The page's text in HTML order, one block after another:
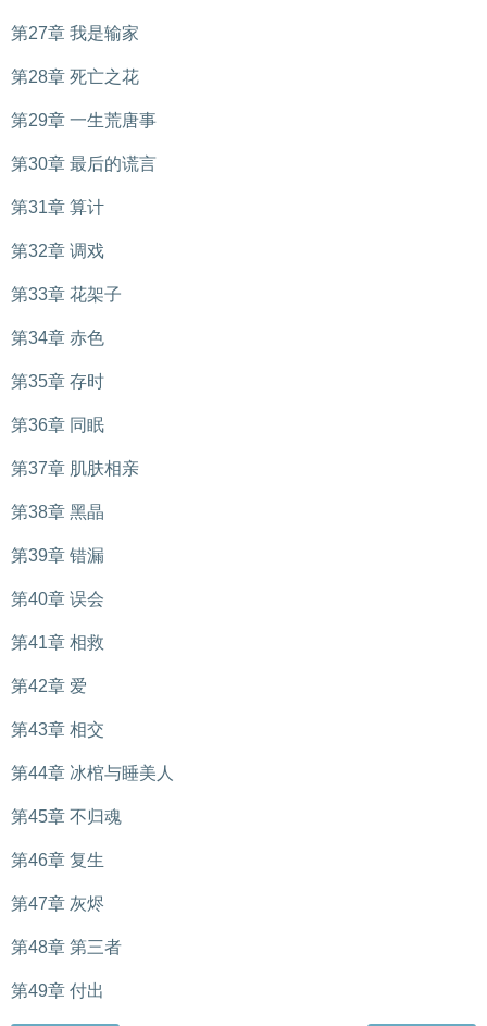
第27章 我是输家
第28章 死亡之花
第29章 一生荒唐事
第30章 最后的谎言
第31章 算计
第32章 调戏
第33章 花架子
第34章 赤色
第35章 存时
第36章 同眠
第37章 肌肤相亲
第38章 黑晶
第39章 错漏
第40章 误会
第41章 相救
第42章 爱
第43章 相交
第44章 冰棺与睡美人
第45章 不归魂
第46章 复生
第47章 灰烬
第48章 第三者
第49章 付出